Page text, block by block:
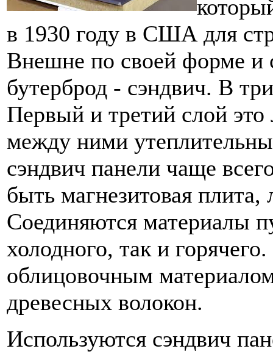
в 1930 году в США для
Внешне по своей форме и
бутерброд - сэндвич. В
Первый и третий слой это
между ними
сэндвич панели чаще
быть магнезитовая
Соединяются материалы
холодного, так и
облицовочным
древесных волокон.
Используются сэндвич